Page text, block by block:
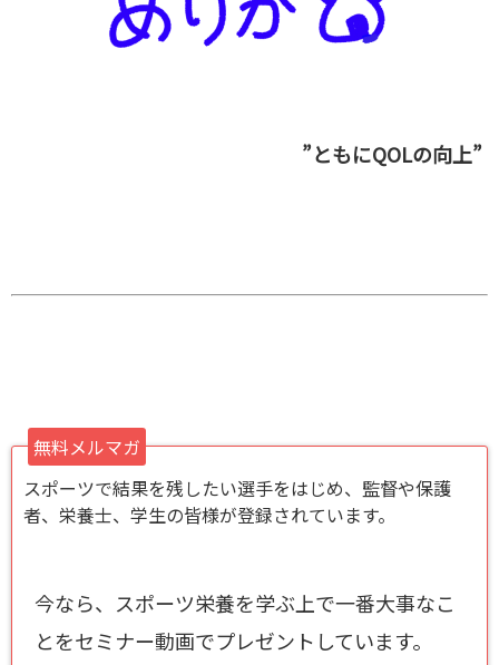
”ともにQOLの向上”
無料メルマガ
スポーツで結果を残したい選手をはじめ、監督や保護
者、栄養士、学生の皆様が登録されています。
今なら、スポーツ栄養を学ぶ上で一番大事なこ
とをセミナー動画でプレゼントしています。